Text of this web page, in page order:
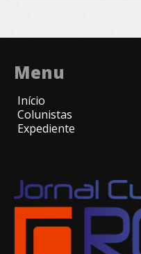
Menu
Início
Colunistas
Expediente